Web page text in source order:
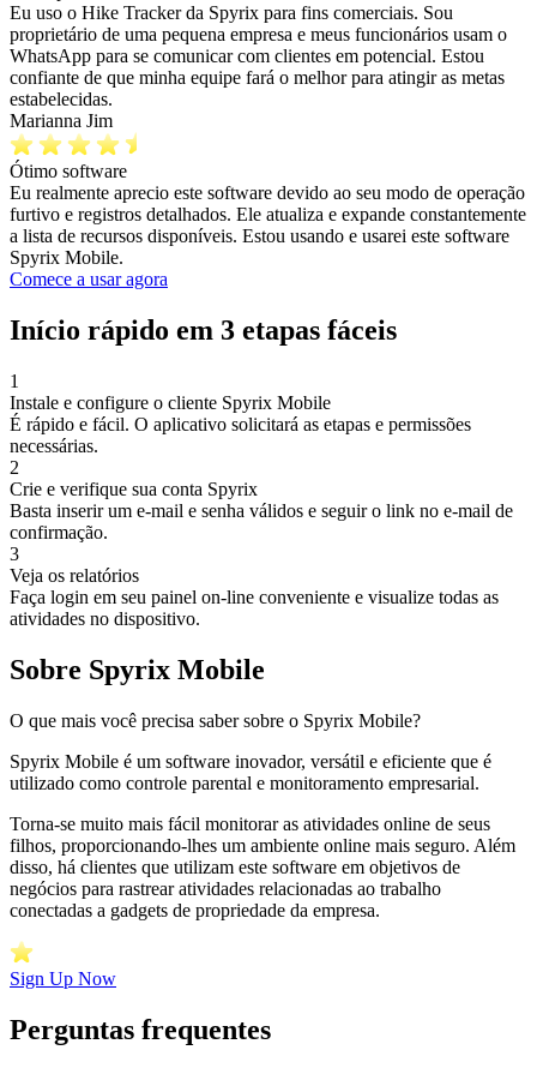
Eu uso o Hike Tracker da Spyrix para fins comerciais. Sou
proprietário de uma pequena empresa e meus funcionários usam o
WhatsApp para se comunicar com clientes em potencial. Estou
confiante de que minha equipe fará o melhor para atingir as metas
estabelecidas.
Marianna Jim
Ótimo software
Eu realmente aprecio este software devido ao seu modo de operação
furtivo e registros detalhados. Ele atualiza e expande constantemente
a lista de recursos disponíveis. Estou usando e usarei este software
Spyrix Mobile.
Comece a usar agora
Início rápido em 3 etapas fáceis
1
Instale e configure o cliente Spyrix Mobile
É rápido e fácil. O aplicativo solicitará as etapas e permissões
necessárias.
2
Crie e verifique sua conta Spyrix
Basta inserir um e-mail e senha válidos e seguir o link no e-mail de
confirmação.
3
Veja os relatórios
Faça login em seu painel on-line conveniente e visualize todas as
atividades no dispositivo.
Sobre Spyrix Mobile
O que mais você precisa saber sobre o Spyrix Mobile?
Spyrix Mobile é um software inovador, versátil e eficiente que é
utilizado como controle parental e monitoramento empresarial.
Torna-se muito mais fácil monitorar as atividades online de seus
filhos, proporcionando-lhes um ambiente online mais seguro. Além
disso, há clientes que utilizam este software em objetivos de
negócios para rastrear atividades relacionadas ao trabalho
conectadas a gadgets de propriedade da empresa.
Sign Up Now
Perguntas frequentes